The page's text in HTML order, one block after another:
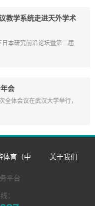
教学系统走进天外学术
本研究前沿论坛暨第二届
会
全体会议在武汉大学举行，
体育（中
官方网站
业新闻
关于我们
平台
：